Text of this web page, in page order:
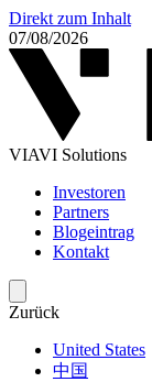
Direkt zum Inhalt
07/08/2026
VIAVI Solutions
Investoren
Partners
Blogeintrag
Kontakt
Zurück
United States
中国